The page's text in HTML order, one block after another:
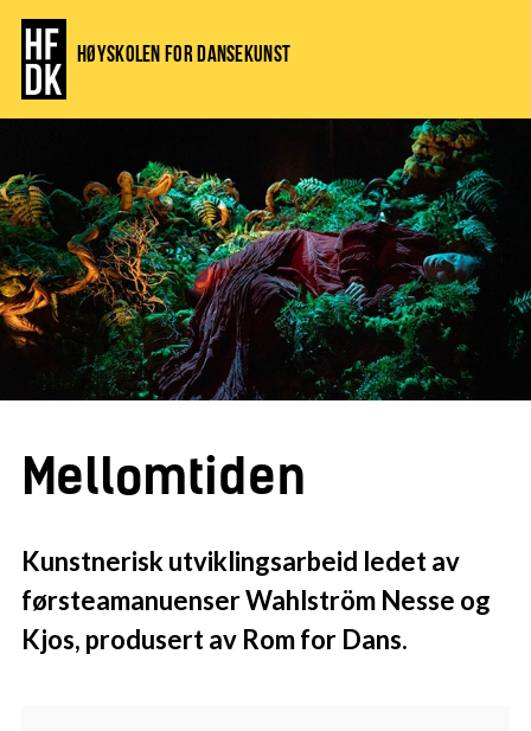
Høyskolen for dansekunst
Mellomtiden
Kunstnerisk utviklingsarbeid ledet av
førsteamanuenser Wahlström Nesse og
Kjos, produsert av Rom for Dans.